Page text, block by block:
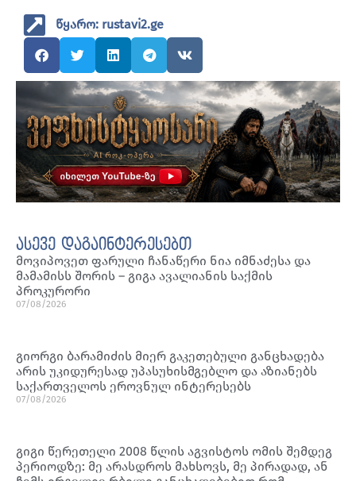
წყარო: rustavi2.ge
ასევე დაგაინტერესებთ
მოვიპოვეთ ფარული ჩანაწერი ნია იმნაძესა და
მამამისს შორის – გიგა ავალიანის საქმის
პროკურორი
07/08/2026
გიორგი ბარამიძის მიერ გაკეთებული განცხადება
არის უკიდურესად უპასუხისმგებლო და აზიანებს
საქართველოს ეროვნულ ინტერესებს
07/08/2026
გიგი წერეთელი 2008 წლის აგვისტოს ომის შემდეგ
პერიოდზე: მე არასდროს მახსოვს, მე პირადად, ან